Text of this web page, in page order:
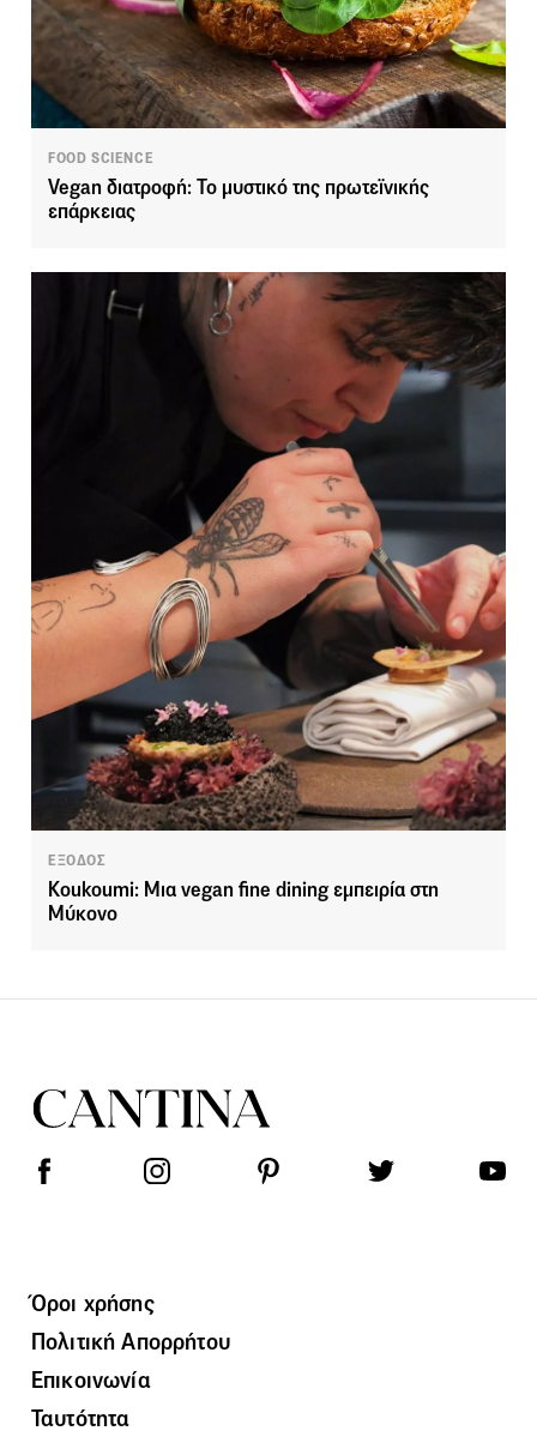
FOOD SCIENCE
Vegan διατροφή: Το μυστικό της πρωτεϊνικής
επάρκειας
ΕΞΟΔΟΣ
Koukoumi: Μια vegan fine dining εμπειρία στη
Μύκονο
Όροι χρήσης
Πολιτική Απορρήτου
Επικοινωνία
Ταυτότητα